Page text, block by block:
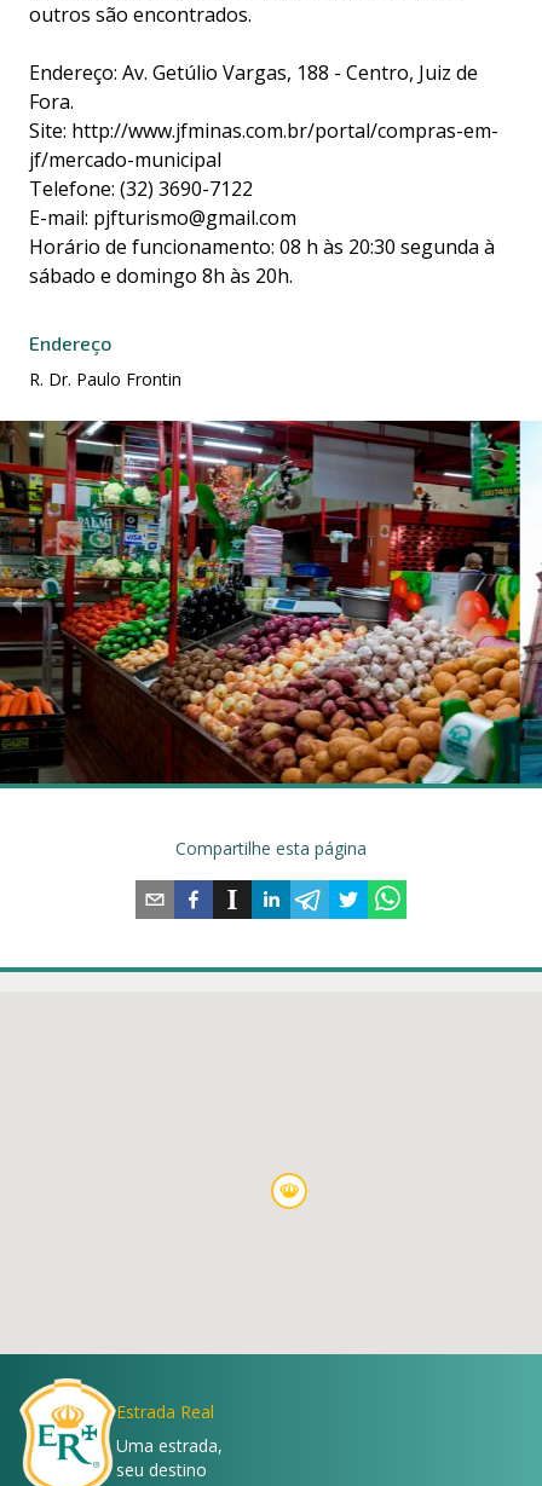
outros são encontrados.
Endereço: Av. Getúlio Vargas, 188 - Centro, Juiz de
Fora.
Site: http://www.jfminas.com.br/portal/compras-em-
jf/mercado-municipal
Telefone: (32) 3690-7122
E-mail: pjfturismo@gmail.com
Horário de funcionamento: 08 h às 20:30 segunda à
sábado e domingo 8h às 20h.
Endereço
R. Dr. Paulo Frontin
Compartilhe esta página
Estrada Real
Uma estrada,
seu destino